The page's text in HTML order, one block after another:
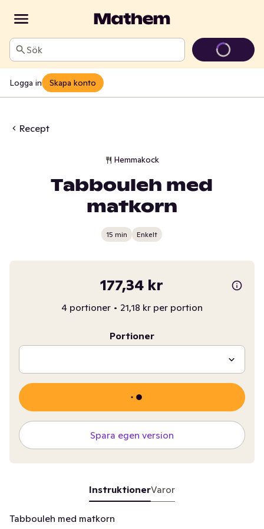
Sök
Logga in Skapa konto
Recept
Hemmakock
Tabbouleh med
matkorn
15 min Enkelt
177,34 kr
4 portioner • 21,18 kr per portion
Portioner
Spara egen version
InstruktionerVaror
Tabbouleh med matkorn